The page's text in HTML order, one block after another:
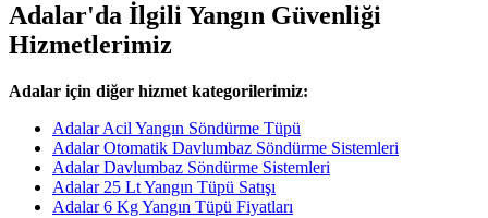
Adalar'da İlgili Yangın Güvenliği
Hizmetlerimiz
Adalar için diğer hizmet kategorilerimiz:
Adalar Acil Yangın Söndürme Tüpü
Adalar Otomatik Davlumbaz Söndürme Sistemleri
Adalar Davlumbaz Söndürme Sistemleri
Adalar 25 Lt Yangın Tüpü Satışı
Adalar 6 Kg Yangın Tüpü Fiyatları